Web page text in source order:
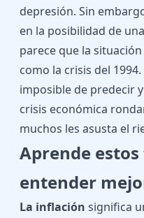
depresión. Sin
en la posibilidad de
parece que la
como la crisis del
imposible de predecir
crisis económica
muchos les asusta el
Aprende
entender
La inflación significa